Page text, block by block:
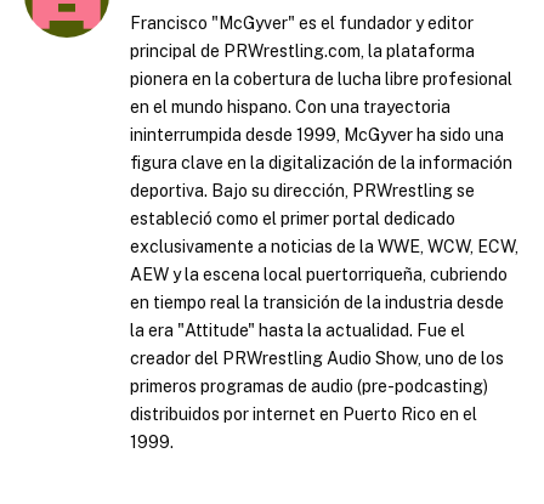
Francisco "McGyver" es el fundador y editor
principal de PRWrestling.com, la plataforma
pionera en la cobertura de lucha libre profesional
en el mundo hispano. Con una trayectoria
ininterrumpida desde 1999, McGyver ha sido una
figura clave en la digitalización de la información
deportiva. Bajo su dirección, PRWrestling se
estableció como el primer portal dedicado
exclusivamente a noticias de la WWE, WCW, ECW,
AEW y la escena local puertorriqueña, cubriendo
en tiempo real la transición de la industria desde
la era "Attitude" hasta la actualidad. Fue el
creador del PRWrestling Audio Show, uno de los
primeros programas de audio (pre-podcasting)
distribuidos por internet en Puerto Rico en el
1999.